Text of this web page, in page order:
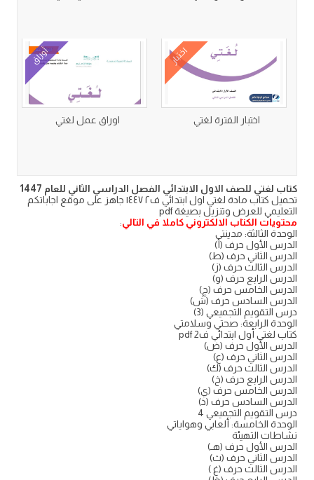
اختبار
اختبار الفترة لغتي
أوراق
اوراق عمل لغتي
كتاب لغتي للصف الاول الابتدائي الفصل الدراسي الثاني للعام 1447
تحميل كتاب مادة لغتي اول ابتدائي ف٢ ١٤٤٧ جاهز على موقع اجاباتكم
التعليمي للعرض وتنزيل بصيغة pdf
محتويات الكتاب الالكتروني كاملا في التالي:
الوحدة الثالثة: مدينتي
الدرس الأول حرف (أ)
الدرس الثاني حرف (ط)
الدرس الثالث حرف (ز)
الدرس الرابع حرف (و)
الدرس الخامس حرف (ج)
الدرس السادس حرف (ش)
درس التقويم التجميعي (3)
الوحدة الرابعة: صحتي وسلامتي
كتاب لغتي أول ابتدائي ف2 pdf
الدرس الأول حرف (ض)
الدرس الثاني حرف (ع)
الدرس الثالث حرف (ك)
الدرس الرابع حرف (خ)
الدرس الخامس حرف (ي)
الدرس السادس حرف (ذ)
درس التقويم التجميعي 4
الوحدة الخامسة: ألعابي وهواياتي
نشاطات التهيئة
الدرس الأول حرف (هـ)
الدرس الثاني حرف (ث)
الدرس الثالث حرف (غ )